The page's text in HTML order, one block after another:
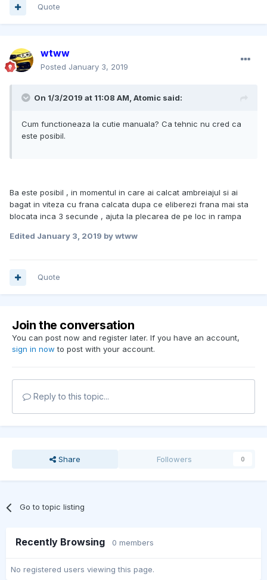
Quote
wtww
Posted January 3, 2019
On 1/3/2019 at 11:08 AM, Atomic said:
Cum functioneaza la cutie manuala? Ca tehnic nu cred ca
este posibil.
Ba este posibil , in momentul in care ai calcat ambreiajul si ai
bagat in viteza cu frana calcata dupa ce eliberezi frana mai sta
blocata inca 3 secunde , ajuta la plecarea de pe loc in rampa
Edited January 3, 2019 by wtww
Quote
Join the conversation
You can post now and register later. If you have an account,
sign in now to post with your account.
Reply to this topic...
Share Followers 0
Go to topic listing
Recently Browsing 0 members
No registered users viewing this page.